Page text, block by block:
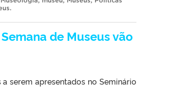
.
de Museus vão
serem apresentados no Seminário